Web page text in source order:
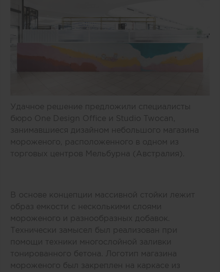
Удачное решение предложили специалисты
бюро One Design Office и Studio Twocan,
занимавшиеся дизайном небольшого магазина
мороженого, расположенного в одном из
торговых центров Мельбурна (Австралия).
В основе концепции массивной стойки лежит
образ емкости с несколькими слоями
мороженого и разнообразных добавок.
Технически замысел был реализован при
помощи техники многослойной заливки
тонированного бетона. Логотип магазина
мороженого был закреплен на каркасе из